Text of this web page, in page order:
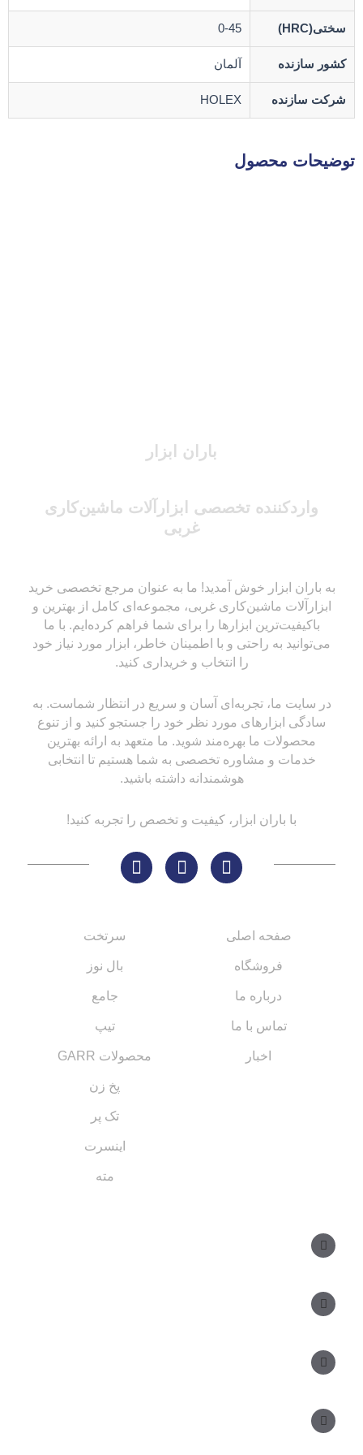
سختی(HRC) 0-45
کشور سازنده آلمان
شرکت سازنده HOLEX
توضیحات محصول
باران ابزار
واردکننده تخصصی ابزارآلات ماشین‌کاری
غربی
به باران ابزار خوش آمدید! ما به عنوان مرجع تخصصی خرید
ابزارآلات ماشین‌کاری غربی، مجموعه‌ای کامل از بهترین و
باکیفیت‌ترین ابزارها را برای شما فراهم کرده‌ایم. با ما
می‌توانید به راحتی و با اطمینان خاطر، ابزار مورد نیاز خود
را انتخاب و خریداری کنید.
در سایت ما، تجربه‌ای آسان و سریع در انتظار شماست. به
سادگی ابزارهای مورد نظر خود را جستجو کنید و از تنوع
محصولات ما بهره‌مند شوید. ما متعهد به ارائه بهترین
خدمات و مشاوره تخصصی به شما هستیم تا انتخابی
هوشمندانه داشته باشید.
با باران ابزار، کیفیت و تخصص را تجربه کنید!
صفحه اصلی
فروشگاه
درباره ما
تماس با ما
اخبار
سرتخت
بال نوز
جامع
تیپ
محصولات GARR
پخ زن
تک پر
اینسرت
مته